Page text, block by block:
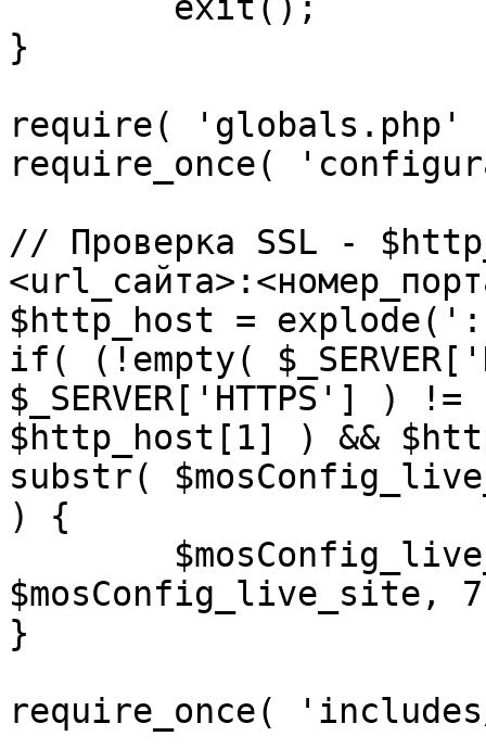
}
require(
require_once(
// Проверка SSL -
$http_host = explode(':',
if( (!empty(
$_SERVER['HTTPS']
$http_host[1] ) &&
substr(
) {
$mosConfig_live_site,
}
require_once(